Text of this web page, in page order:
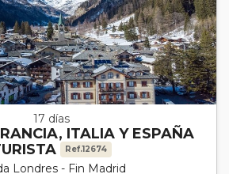
17 días
ITALIA Y ESPAÑA
Ref.12674
Londres - Fin Madrid